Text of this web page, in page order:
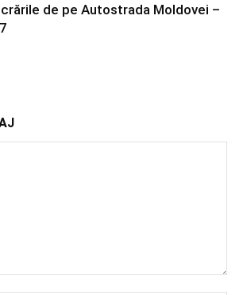
de pe Autostrada Moldovei –